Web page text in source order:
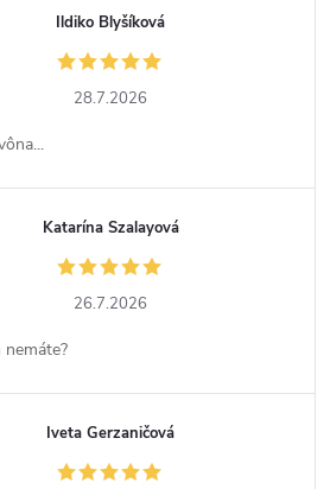
Ildiko Blyšíková
28.7.2026
Katarína Szalayová
26.7.2026
Iveta Gerzaničová